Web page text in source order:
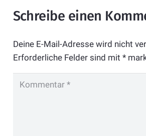
Schreibe einen
Deine E-Mail-Adresse wird nicht
Erforderliche Felder sind mit *